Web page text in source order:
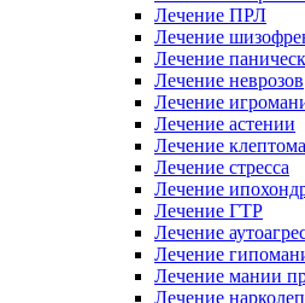
Лечение ПРЛ
Лечение
Лечение
Лечение неврозов
Лечение
Лечение астении
Лечение
Лечение стресса
Лечение
Лечение ГТР
Лечение
Лечение
Лечение мании
Лечение